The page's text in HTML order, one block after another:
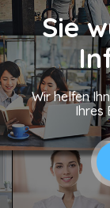
Sie
Wir helfen
Ihres